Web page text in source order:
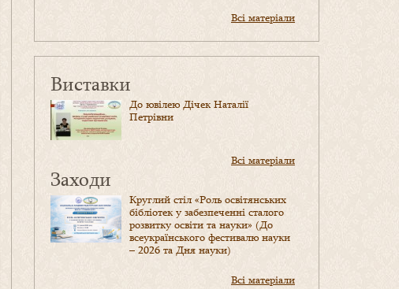
Всі матеріали
Виставки
До ювілею Дічек Наталії
Петрівни
Всі матеріали
Заходи
Круглий стіл «Роль освітянських
бібліотек у забезпеченні сталого
розвитку освіти та науки» (До
всеукраїнського фестивалю науки
– 2026 та Дня науки)
Всі матеріали